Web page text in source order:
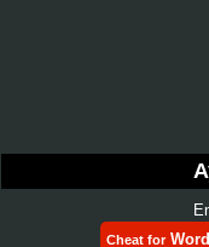
Cheat for